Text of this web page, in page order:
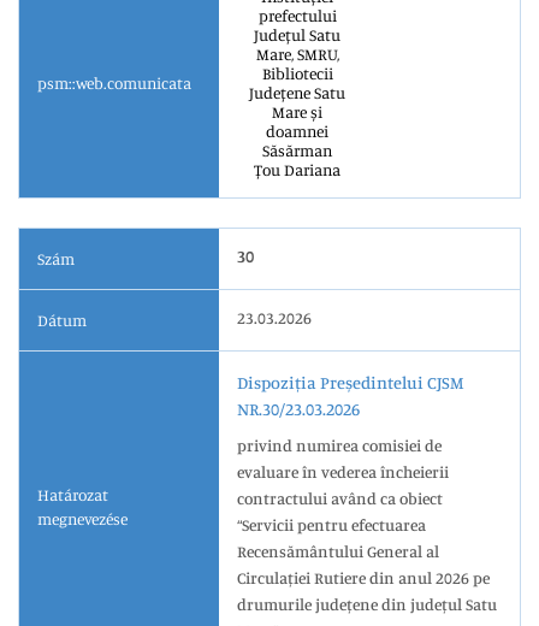
psm::web.comunicata
prefectului
Județul Satu
Mare, SMRU,
Bibliotecii
Județene Satu
Mare și
doamnei
Săsărman
Țou Dariana
Szám 30
Dátum 23.03.2026
Határozat
megnevezése
Dispoziția Președintelui CJSM
NR.30/23.03.2026
privind numirea comisiei de
evaluare în vederea încheierii
contractului având ca obiect
“Servicii pentru efectuarea
Recensământului General al
Circulației Rutiere din anul 2026 pe
drumurile județene din județul Satu